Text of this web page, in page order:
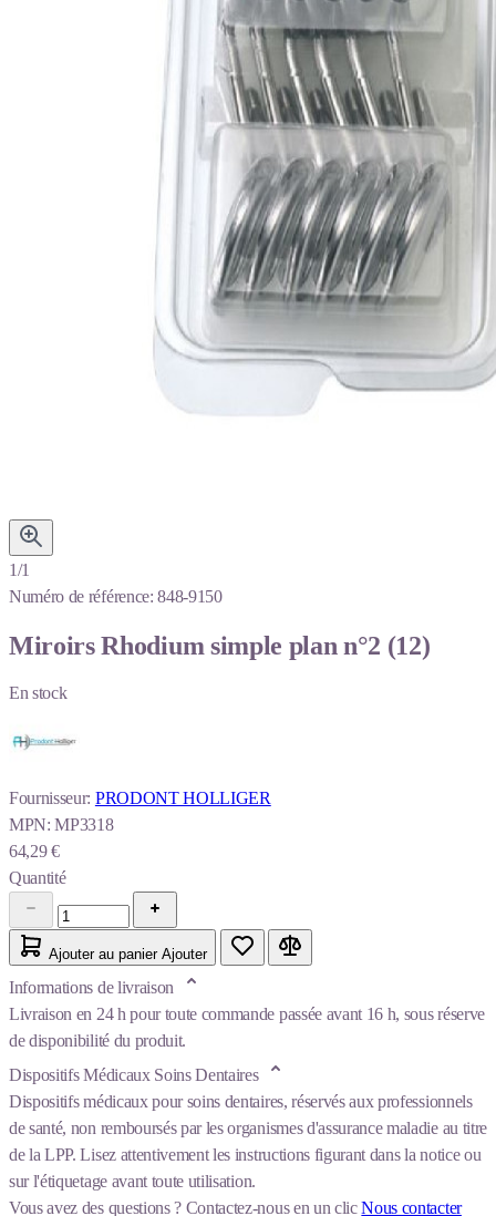
1/1
Numéro de référence: 848-9150
Miroirs Rhodium simple plan n°2 (12)
En stock
Fournisseur: PRODONT HOLLIGER
MPN: MP3318
64,29 €
Quantité
Ajouter au panier Ajouter
Informations de livraison
Livraison en 24 h pour toute commande passée avant 16 h, sous réserve
de disponibilité du produit.
Dispositifs Médicaux Soins Dentaires
Dispositifs médicaux pour soins dentaires, réservés aux professionnels
de santé, non remboursés par les organismes d'assurance maladie au titre
de la LPP. Lisez attentivement les instructions figurant dans la notice ou
sur l'étiquetage avant toute utilisation.
Vous avez des questions ? Contactez-nous en un clicNous contacter